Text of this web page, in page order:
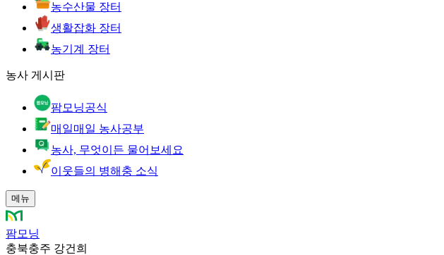
농수산물 장터
생활잡화 장터
농기계 장터
농사 게시판
팜모닝공식
매일매일 농사공부
농사, 무엇이든 물어보세요
이웃들의 병해충 소식
메뉴
팜모닝
충북충주 강건희